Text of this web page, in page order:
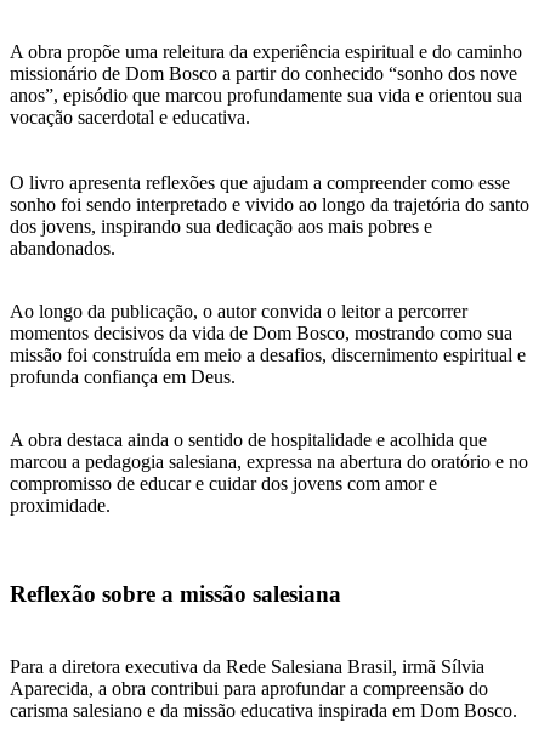
A obra propõe uma releitura da experiência espiritual e do caminho
missionário de Dom Bosco a partir do conhecido “sonho dos nove
anos”, episódio que marcou profundamente sua vida e orientou sua
vocação sacerdotal e educativa.
O livro apresenta reflexões que ajudam a compreender como esse
sonho foi sendo interpretado e vivido ao longo da trajetória do santo
dos jovens, inspirando sua dedicação aos mais pobres e
abandonados.
Ao longo da publicação, o autor convida o leitor a percorrer
momentos decisivos da vida de Dom Bosco, mostrando como sua
missão foi construída em meio a desafios, discernimento espiritual e
profunda confiança em Deus.
A obra destaca ainda o sentido de hospitalidade e acolhida que
marcou a pedagogia salesiana, expressa na abertura do oratório e no
compromisso de educar e cuidar dos jovens com amor e
proximidade.
Reflexão sobre a missão salesiana
Para a diretora executiva da Rede Salesiana Brasil, irmã Sílvia
Aparecida, a obra contribui para aprofundar a compreensão do
carisma salesiano e da missão educativa inspirada em Dom Bosco.